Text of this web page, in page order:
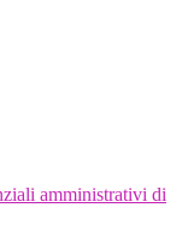
amministrativi di